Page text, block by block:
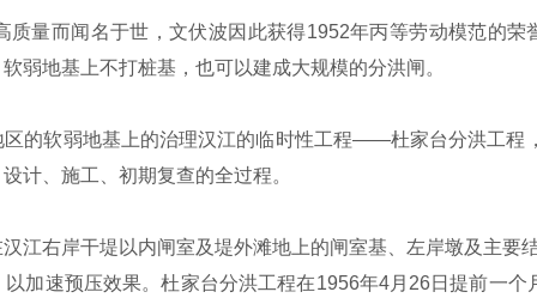
而闻名于世，文伏波因此获得1952年丙等劳动模范的荣
弱地基上不打桩基，也可以建成大规模的分洪闸。
软弱地基上的治理汉江的临时性工程——杜家台分洪工程，
计、施工、初期复查的全过程。
右岸干堤以内闸室及堤外滩地上的闸室基、左岸墩及主要
加速预压效果。杜家台分洪工程在1956年4月26日提前一